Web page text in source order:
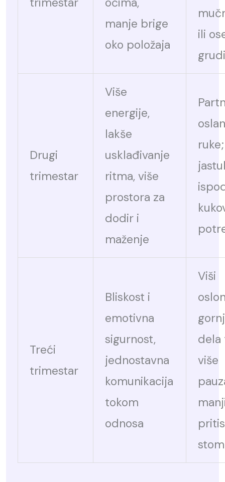
manje brige
oko položaja
ili
grudi
Drugi
trimestar
Više
energije,
lakše
usklađivanje
ritma, više
prostora za
dodir i
maženje
ruke;
Treći
trimestar
Bliskost i
emotivna
sigurnost,
jednostavna
komunikacija
tokom
odnosa
Viši
dela
više